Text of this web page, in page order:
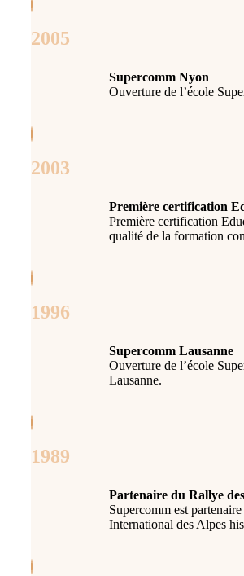
2005
Supercomm Nyon
Ouverture de l’école
2003
Première certification
Première certification
qualité de la formation
1996
Supercomm Lausanne
Ouverture de l’école
Lausanne.
1989
Partenaire du Rallye
Supercomm est
International des Alpes